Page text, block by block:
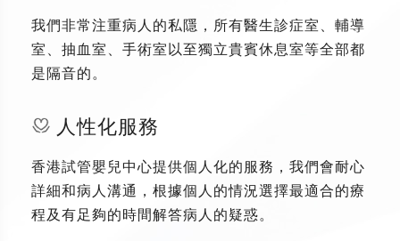
我們非常注重病人的私隱，所有醫生診症室、輔導
室、抽血室、手術室以至獨立貴賓休息室等全部都
是隔音的。
人性化服務
香港試管嬰兒中心提供個人化的服務，我們會耐心
詳細和病人溝通，根據個人的情況選擇最適合的療
程及有足夠的時間解答病人的疑惑。